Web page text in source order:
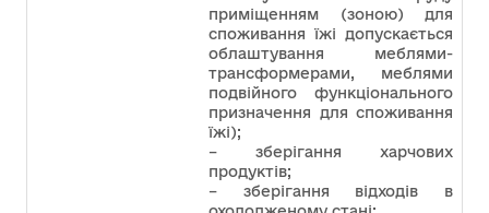
приміщенням (зоною) для
споживання їжі допускається
облаштування меблями-
трансформерами, меблями
подвійного функціонального
призначення для споживання
їжі);
– зберігання харчових
продуктів;
– зберігання відходів в